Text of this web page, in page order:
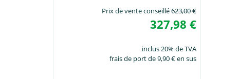
Prix de vente conseillé623,00 €
327,98 €
inclus 20% de TVA
frais de port de 9,90 € en sus